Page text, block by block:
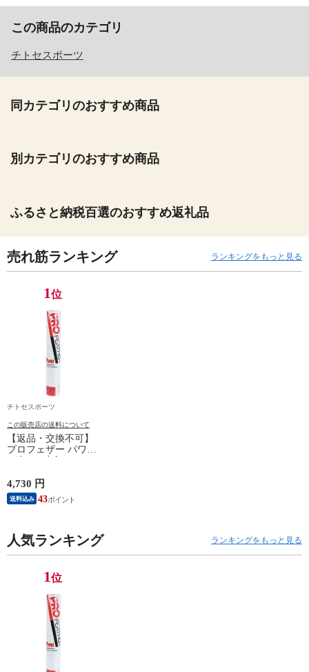
この商品のカテゴリ
チトセスポーツ
同カテゴリのおすすめ商品
別カテゴリのおすすめ商品
ふるさと納税百選のおすすめ返礼品
売れ筋ランキング ランキングをもっと見る
1位
チトセスポーツ
この販売店の送料について
【返品・交換不可】
プロフェザー パワー
PF-6010 2025SS バド
ミントンシャトル 羽
根 12個入
4,730 円
送料込み 43
人気ランキング ランキングをもっと見る
1位